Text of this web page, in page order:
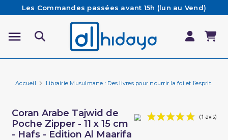
Les Commandes passées avant 15h (lun au Vend)
sont préparées et expédiées le jour même
Besoin d'aide ? Retrouvez notre FAQ
Livraison offerte à partir de 65€ d'achat*
Accueil Librairie Musulmane : Des livres pour nourrir la foi et l’esprit.
Coran Arabe Tajwid de
Poche Zipper - 11 x 15 cm
- Hafs - Edition Al Maarifa